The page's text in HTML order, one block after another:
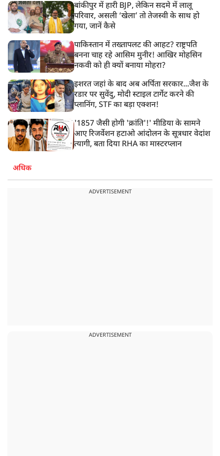
बांकीपुर में हारी BJP, लेकिन सदमे में लालू
परिवार, असली ‘खेला’ तो तेजस्वी के साथ हो
गया, जानें कैसे
पाकिस्तान में तख्तापलट की आहट? राष्ट्रपति
बनना चाह रहे आसिम मुनीर! आखिर मोहसिन
नकवी को ही क्यों बनाया मोहरा?
इशरत जहां के बाद अब अर्पिता सरकार...जैश के
रडार पर सुवेंदु, मोदी स्टाइल टार्गेट करने की
प्लानिंग, STF का बड़ा एक्शन!
'1857 जैसी होगी 'क्रांति'!' मीडिया के सामने
आए रिजर्वेशन हटाओ आंदोलन के सूत्रधार वेदांश
त्यागी, बता दिया RHA का मास्टरप्लान
अधिक
ADVERTISEMENT
ADVERTISEMENT